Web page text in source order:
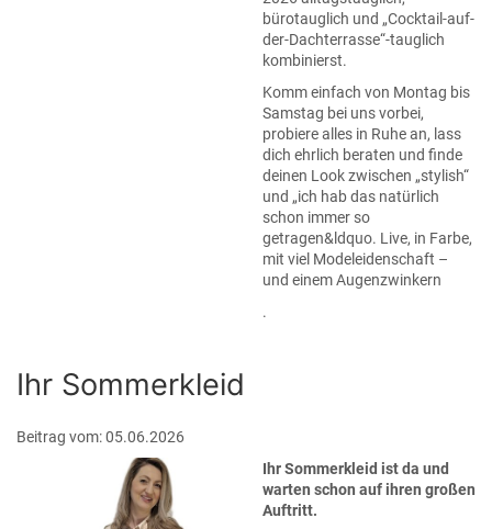
bürotauglich und „Cocktail-auf-
der-Dachterrasse“-tauglich
kombinierst.
Komm einfach von Montag bis
Samstag bei uns vorbei,
probiere alles in Ruhe an, lass
dich ehrlich beraten und finde
deinen Look zwischen „stylish“
und „ich hab das natürlich
schon immer so
getragen&ldquo. Live, in Farbe,
mit viel Modeleidenschaft –
und einem Augenzwinkern
.
Ihr Sommerkleid
Beitrag vom: 05.06.2026
Ihr Sommerkleid ist da und
warten schon auf ihren großen
Auftritt.